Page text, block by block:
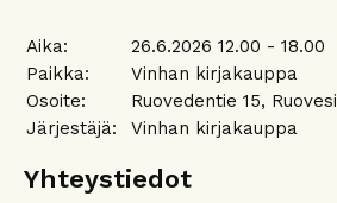
Aika:
26.6.2026 12.00 - 18.00
Paikka:
Vinhan kirjakauppa
Osoite:
Ruovedentie 15, Ruovesi
Järjestäjä:
Vinhan kirjakauppa
Yhteystiedot